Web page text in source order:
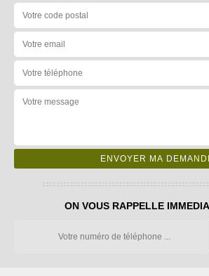
ON VOUS RAPPELLE